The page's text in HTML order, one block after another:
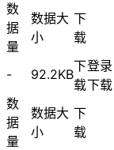
数
据
量
数据大
小
下
载
- 92.2KB
下
载
登录
下载
数
据
量
数据大
小
下
载